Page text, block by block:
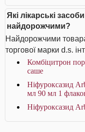
Які лікарські
найдорожчими?
Найдорожчими
торгової марки d.s.
Комбіцитрон
саше
Ніфуроксазид
мл 90 мл 1
Ніфуроксазид